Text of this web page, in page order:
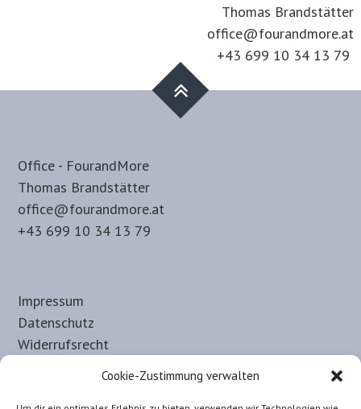
Cookie-Zustimmung verwalten
Thomas Brandstätter
office@fourandmore.at
+43 699 10 34 13 79
Office - FourandMore
Thomas Brandstätter
office@fourandmore.at
+43 699 10 34 13 79
Impressum
Datenschutz
Widerrufsrecht
Allgemeine-Nutzungsbedingungen